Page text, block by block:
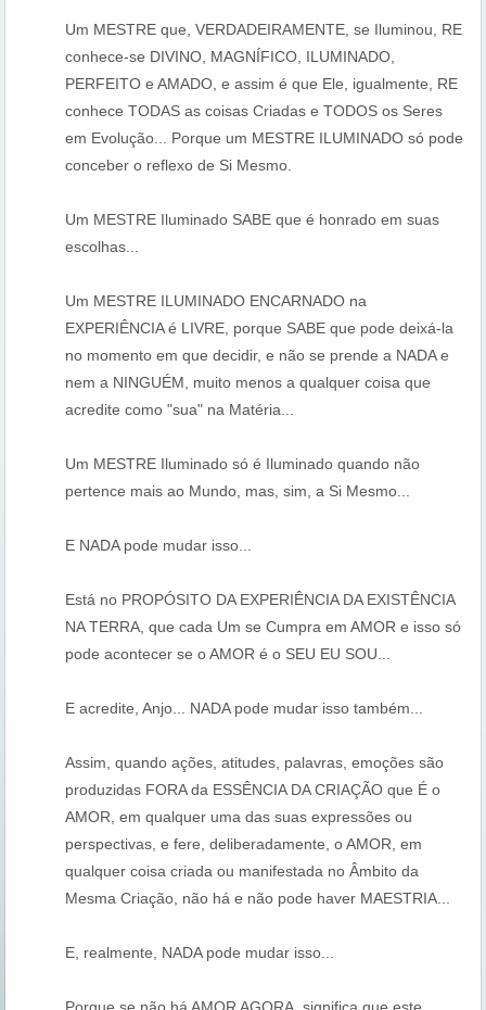
Um MESTRE que, VERDADEIRAMENTE, se Iluminou, RE
conhece-se DIVINO, MAGNÍFICO, ILUMINADO,
PERFEITO e AMADO, e assim é que Ele, igualmente, RE
conhece TODAS as coisas Criadas e TODOS os Seres
em Evolução... Porque um MESTRE ILUMINADO só pode
conceber o reflexo de Si Mesmo.
Um MESTRE Iluminado SABE que é honrado em suas
escolhas...
Um MESTRE ILUMINADO ENCARNADO na
EXPERIÊNCIA é LIVRE, porque SABE que pode deixá-la
no momento em que decidir, e não se prende a NADA e
nem a NINGUÉM, muito menos a qualquer coisa que
acredite como "sua" na Matéria...
Um MESTRE Iluminado só é Iluminado quando não
pertence mais ao Mundo, mas, sim, a Si Mesmo...
E NADA pode mudar isso...
Está no PROPÓSITO DA EXPERIÊNCIA DA EXISTÊNCIA
NA TERRA, que cada Um se Cumpra em AMOR e isso só
pode acontecer se o AMOR é o SEU EU SOU...
E acredite, Anjo... NADA pode mudar isso também...
Assim, quando ações, atitudes, palavras, emoções são
produzidas FORA da ESSÊNCIA DA CRIAÇÃO que É o
AMOR, em qualquer uma das suas expressões ou
perspectivas, e fere, deliberadamente, o AMOR, em
qualquer coisa criada ou manifestada no Âmbito da
Mesma Criação, não há e não pode haver MAESTRIA...
E, realmente, NADA pode mudar isso...